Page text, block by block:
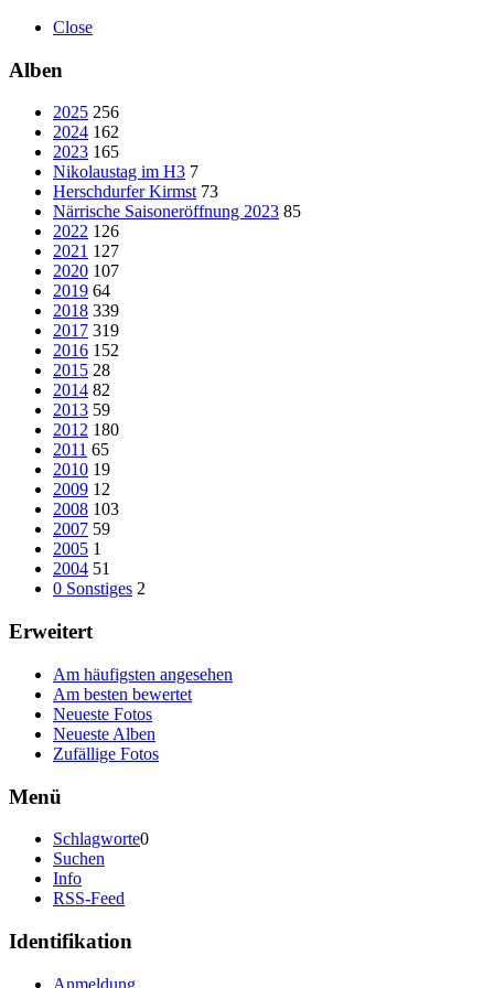
Close
Alben
2025 256
2024 162
2023 165
Nikolaustag im H3 7
Herschdurfer Kirmst 73
Närrische Saisoneröffnung 2023 85
2022 126
2021 127
2020 107
2019 64
2018 339
2017 319
2016 152
2015 28
2014 82
2013 59
2012 180
2011 65
2010 19
2009 12
2008 103
2007 59
2005 1
2004 51
0 Sonstiges 2
Erweitert
Am häufigsten angesehen
Am besten bewertet
Neueste Fotos
Neueste Alben
Zufällige Fotos
Menü
Schlagworte0
Suchen
Info
RSS-Feed
Identifikation
Anmeldung